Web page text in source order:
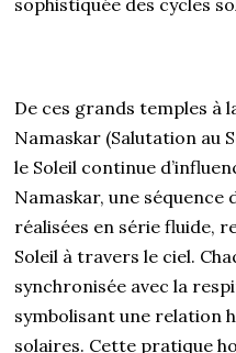
De ces grands temples à
Namaskar (Salutation au
le Soleil continue
Namaskar, une séquence
réalisées en série fluide,
Soleil à travers le ciel.
synchronisée avec la
symbolisant une relation
solaires. Cette pratique